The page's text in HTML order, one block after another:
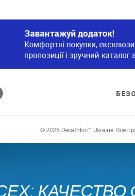
Завантажуй додаток!
Комфортні покупки,
пропозиції і зручний
© 2026 Decathlon™ Ukraine. Все